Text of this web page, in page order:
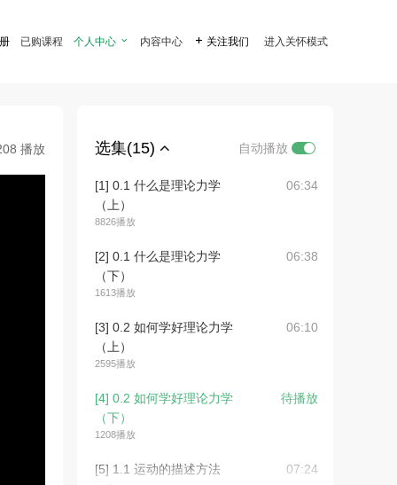
已购课程 个人中心  内容中心  关注我们 进入关怀模式
播放 选集(15) 自动播放
[1] 0.1 什么是理论力学
（上）
8826播放
06:34
[2] 0.1 什么是理论力学
（下）
1613播放
06:38
[3] 0.2 如何学好理论力学
（上）
2595播放
06:10
[4] 0.2 如何学好理论力学
（下）
1208播放
待播放
[5] 1.1 运动的描述方法
07:24